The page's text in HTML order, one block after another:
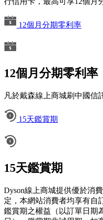
12個月分期零利率
12個月分期零利率
凡於戴森線上商城刷中國信
15天鑑賞期
15天鑑賞期
Dyson線上商城提供優於消
定，本網站消費者均享有自
鑑賞期之權益（以訂單日期